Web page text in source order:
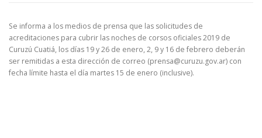
Se informa a los medios de prensa que las solicitudes de
acreditaciones para cubrir las noches de corsos oficiales 2019 de
Curuzú Cuatiá, los días 19 y 26 de enero, 2, 9 y 16 de febrero deberán
ser remitidas a esta dirección de correo (prensa@curuzu.gov.ar) con
fecha límite hasta el día martes 15 de enero (inclusive).